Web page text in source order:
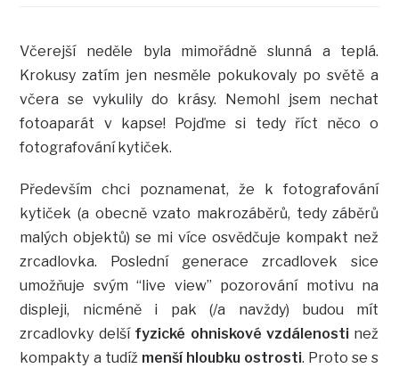
Včerejší neděle byla mimořádně slunná a teplá.
Krokusy zatím jen nesměle pokukovaly po světě a
včera se vykulily do krásy. Nemohl jsem nechat
fotoaparát v kapse! Pojďme si tedy říct něco o
fotografování kytiček.
Především chci poznamenat, že k fotografování
kytiček (a obecně vzato makrozáběrů, tedy záběrů
malých objektů) se mi více osvědčuje kompakt než
zrcadlovka. Poslední generace zrcadlovek sice
umožňuje svým “live view” pozorování motivu na
displeji, nicméně i pak (/a navždy) budou mít
zrcadlovky delší fyzické ohniskové vzdálenosti než
kompakty a tudíž menší hloubku ostrosti. Proto se s